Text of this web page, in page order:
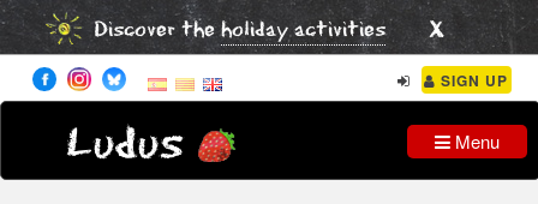
Discover theholiday activities x
SIGN UP
Ludus Menu